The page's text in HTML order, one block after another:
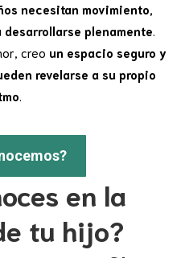
necesitan movimiento,
plenamente.
creo un espacio seguro y
revelarse a su propio
.
en la
tu hijo?